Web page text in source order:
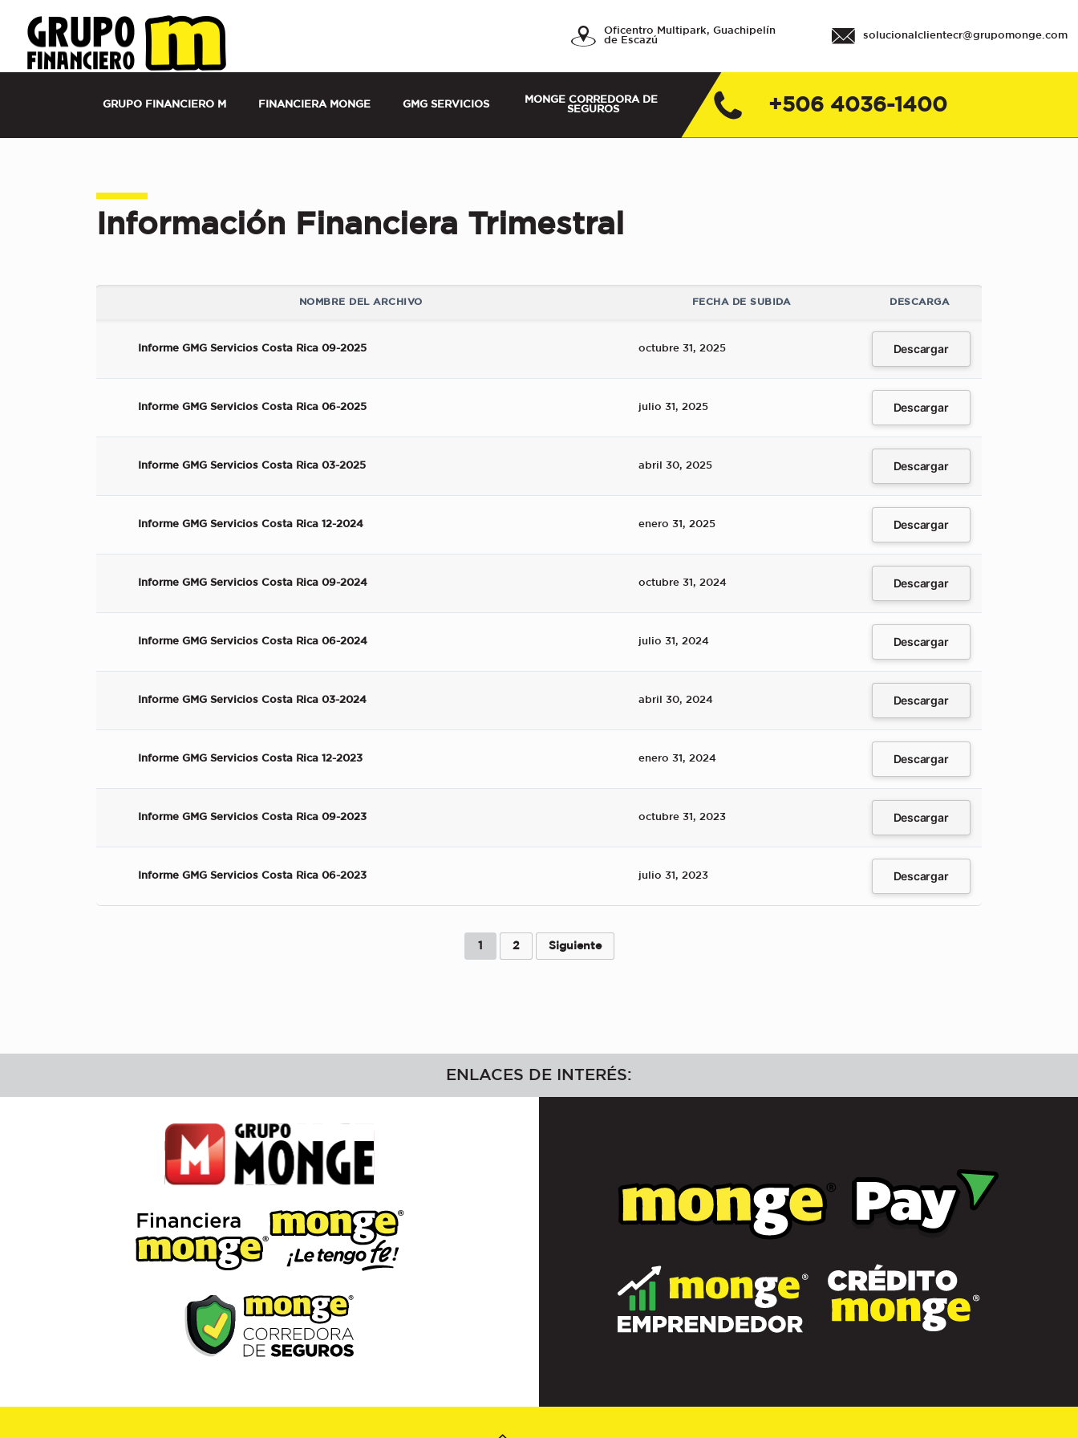
Seguros
Oficentro Multipark, Guachipelín
de Escazú
solucionalclientecr@grupomonge.com
GRUPO FINANCIERO M FINANCIERA MONGE GMG SERVICIOS
MONGE CORREDORA DE
SEGUROS
+506 4036-1400
Información Financiera Trimestral
NOMBRE DEL ARCHIVO FECHA DE SUBIDA DESCARGA
Informe GMG Servicios Costa Rica 09-2025 octubre 31, 2025 Descargar
Informe GMG Servicios Costa Rica 06-2025 julio 31, 2025 Descargar
Informe GMG Servicios Costa Rica 03-2025 abril 30, 2025 Descargar
Informe GMG Servicios Costa Rica 12-2024 enero 31, 2025 Descargar
Informe GMG Servicios Costa Rica 09-2024 octubre 31, 2024 Descargar
Informe GMG Servicios Costa Rica 06-2024 julio 31, 2024 Descargar
Informe GMG Servicios Costa Rica 03-2024 abril 30, 2024 Descargar
Informe GMG Servicios Costa Rica 12-2023 enero 31, 2024 Descargar
Informe GMG Servicios Costa Rica 09-2023 octubre 31, 2023 Descargar
Informe GMG Servicios Costa Rica 06-2023 julio 31, 2023 Descargar
1 2 Siguiente
ENLACES DE INTERÉS: